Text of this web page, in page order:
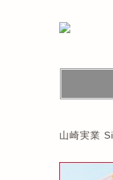
山崎実業